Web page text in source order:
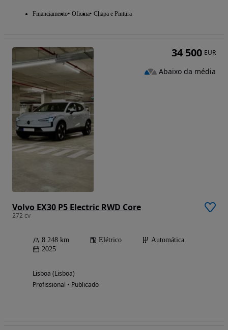
Financiamento Oficina Chapa e Pintura
Volvo EX30 P5 Electric RWD Core
272 cv
8 248 km Elétrico
Automática
2025
Lisboa (Lisboa)
Profissional • Publicado
34 500 EUR
Abaixo da média